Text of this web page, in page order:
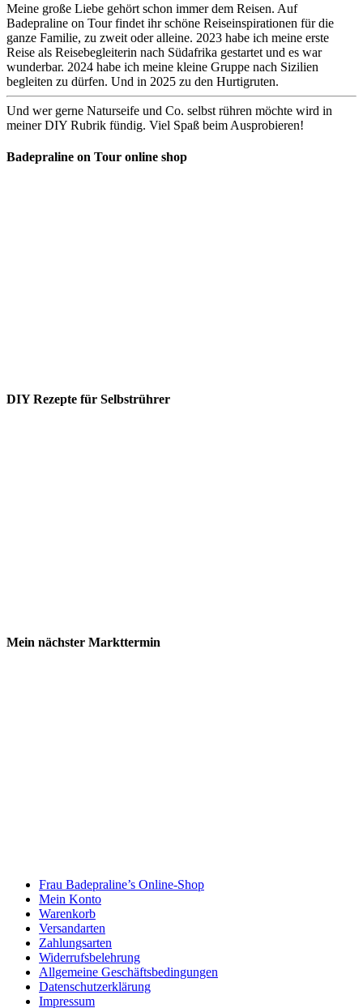
Meine große Liebe gehört schon immer dem Reisen. Auf
Badepraline on Tour findet ihr schöne Reiseinspirationen für die
ganze Familie, zu zweit oder alleine. 2023 habe ich meine erste
Reise als Reisebegleiterin nach Südafrika gestartet und es war
wunderbar. 2024 habe ich meine kleine Gruppe nach Sizilien
begleiten zu dürfen. Und in 2025 zu den Hurtigruten.
Und wer gerne Naturseife und Co. selbst rühren möchte wird in
meiner DIY Rubrik fündig. Viel Spaß beim Ausprobieren!
Badepraline on Tour online shop
DIY Rezepte für Selbstrührer
Mein nächster Markttermin
Frau Badepraline’s Online-Shop
Mein Konto
Warenkorb
Versandarten
Zahlungsarten
Widerrufsbelehrung
Allgemeine Geschäftsbedingungen
Datenschutzerklärung
Impressum